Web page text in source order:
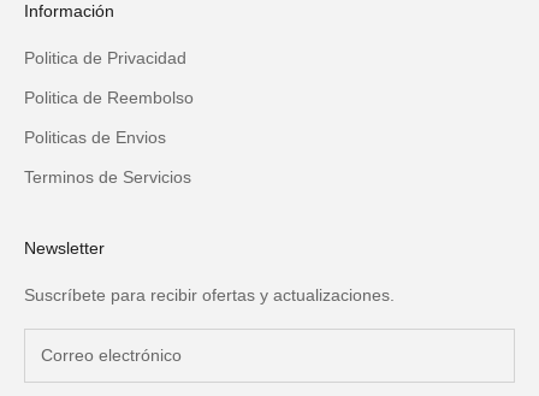
Información
Politica de Privacidad
Politica de Reembolso
Politicas de Envios
Terminos de Servicios
Newsletter
Suscríbete para recibir ofertas y actualizaciones.